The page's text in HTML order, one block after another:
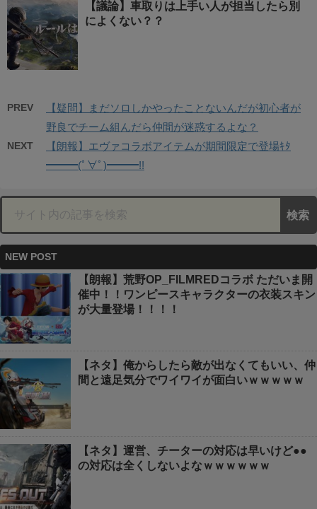
【議論】車取りは上手い人が担当したら別
によくない？？
PREV
【疑問】まだソロしかやったことないんだが初心者が
野良でチーム組んだら仲間が迷惑するよな？
NEXT
【朗報】エヴァコラボアイテムが期間限定で登場ｷﾀ
━━━(ﾟ∀ﾟ)━━━!!
NEW POST
【朗報】荒野OP_FILMREDコラボ ただいま開
催中！！ワンピースキャラクターの衣装スキン
が大量登場！！！！
【ネタ】俺からしたら敵が出なくてもいい、仲
間と遠足気分でワイワイが面白いｗｗｗｗｗ
【ネタ】運営、チーターの対応は早いけど●●
の対応は全くしないよなｗｗｗｗｗｗ